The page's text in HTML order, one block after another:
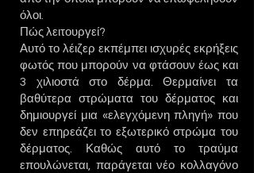
όλοι.
Πώς λειτουργεί?
Αυτό το λέιζερ εκπέμπει ισχυρές εκρήξεις
φωτός που μπορούν να φτάσουν έως και
3 χιλιοστά στο δέρμα. Θερμαίνει τα
βαθύτερα στρώματα του δέρματος και
δημιουργεί μια «ελεγχόμενη πληγή» που
δεν επηρεάζει το εξωτερικό στρώμα του
δέρματος. Καθώς αυτό το τραύμα
επουλώνεται, παράγεται νέο κολλαγόνο